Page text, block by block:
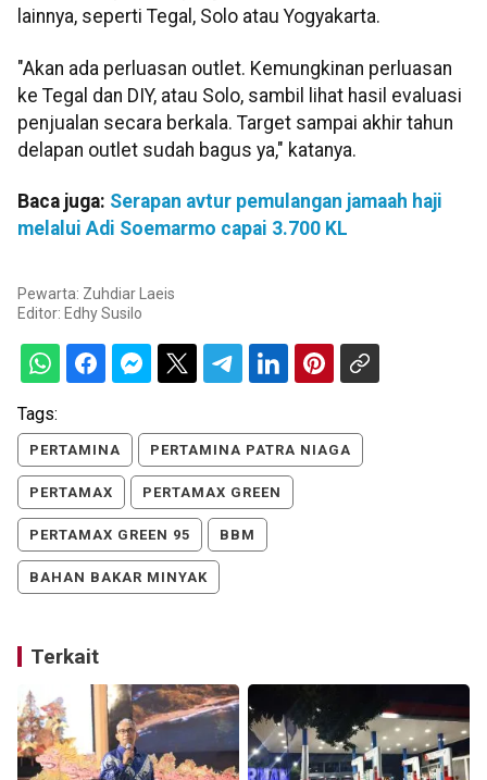
lainnya, seperti Tegal, Solo atau Yogyakarta.
"Akan ada perluasan outlet. Kemungkinan perluasan
ke Tegal dan DIY, atau Solo, sambil lihat hasil evaluasi
penjualan secara berkala. Target sampai akhir tahun
delapan outlet sudah bagus ya," katanya.
Baca juga: Serapan avtur pemulangan jamaah haji
melalui Adi Soemarmo capai 3.700 KL
Pewarta: Zuhdiar Laeis
Editor: Edhy Susilo
Tags:
PERTAMINA PERTAMINA PATRA NIAGA
PERTAMAX PERTAMAX GREEN
PERTAMAX GREEN 95 BBM
BAHAN BAKAR MINYAK
Terkait